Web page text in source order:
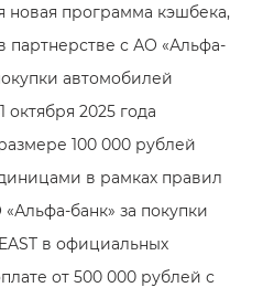
новая программа кэшбека,
партнерстве с АО «Альфа-
автомобилей
октября 2025 года
100 000 рублей
в рамках правил
банк» за покупки
в официальных
от 500 000 рублей с